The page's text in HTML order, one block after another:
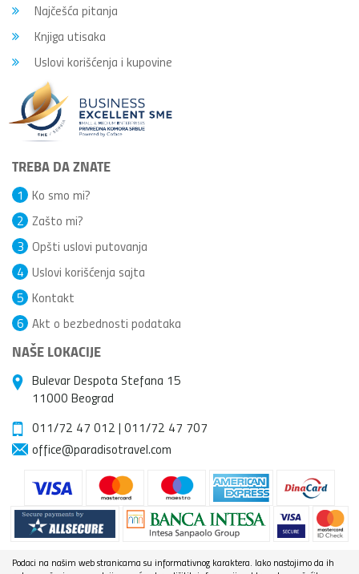
Najčešća pitanja
Knjiga utisaka
Uslovi korišćenja i kupovine
TREBA DA ZNATE
Ko smo mi?
1
Zašto mi?
2
Opšti uslovi putovanja
3
Uslovi korišćenja sajta
4
Kontakt
5
Akt o bezbednosti podataka
6
NAŠE LOKACIJE
Bulevar Despota Stefana 15
11000 Beograd
011/72 47 012 | 011/72 47 707
office@paradisotravel.com
Podaci na našim web stranicama su informativnog karaktera. Iako nastojimo da ih